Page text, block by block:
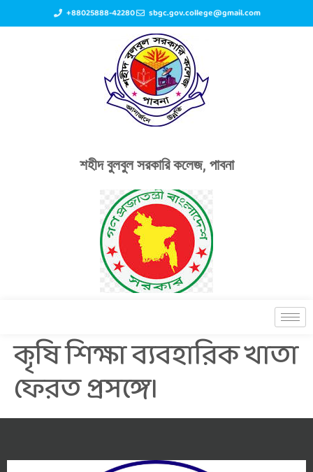
+88025888-42280 sbgc.gov.college@gmail.com
শহীদ বুলবুল সরকারি কলেজ, পাবনা
কৃষি শিক্ষা ব্যবহারিক খাতা
ফেরত প্রসঙ্গে।